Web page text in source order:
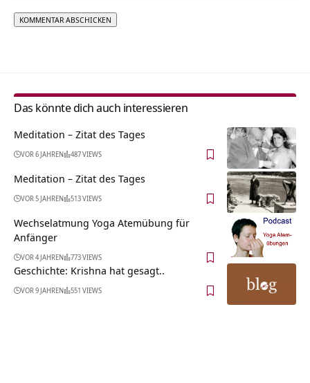
Das könnte dich auch interessieren
Meditation – Zitat des Tages
VOR 6 JAHREN 487 VIEWS
Meditation – Zitat des Tages
VOR 5 JAHREN 513 VIEWS
Wechselatmung Yoga Atemübung für
Anfänger
VOR 4 JAHREN 773 VIEWS
Geschichte: Krishna hat gesagt..
VOR 9 JAHREN 551 VIEWS